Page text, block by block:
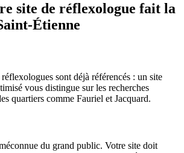
site de réflexologue fait la
Étienne
sont déjà référencés : un site
vous distingue sur les recherches
quartiers comme Fauriel et Jacquard.
du grand public. Votre site doit